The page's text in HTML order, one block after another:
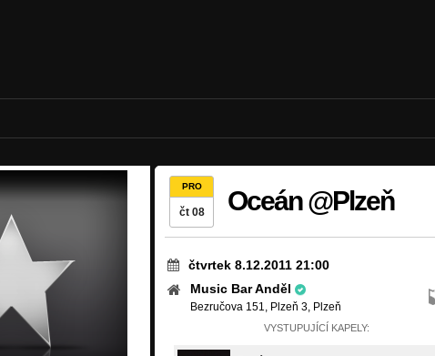
PRO
čt 08 Oceán @Plzeň
čtvrtek 8.12.2011 21:00
Music Bar Anděl
Bezručova 151, Plzeň 3, Plzeň
VYSTUPUJÍCÍ KAPELY: